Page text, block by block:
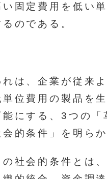
固定費用を低い
のである。
れは、企業が従来
位費用の製品を
能にする、3つの「
的条件」を明らか
の社会的条件とは